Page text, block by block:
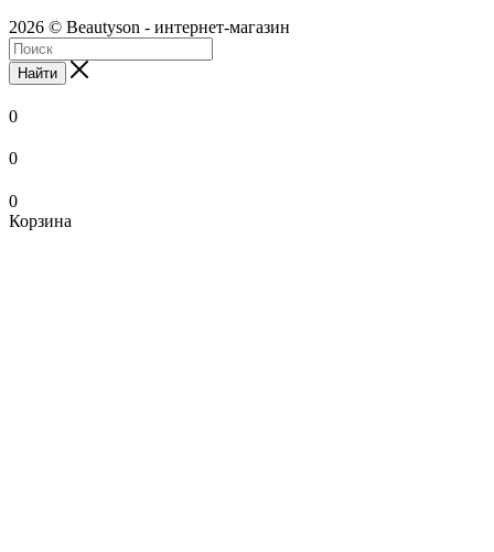
2026 © Beautyson - интернет-магазин
Найти
0
0
0
Корзина